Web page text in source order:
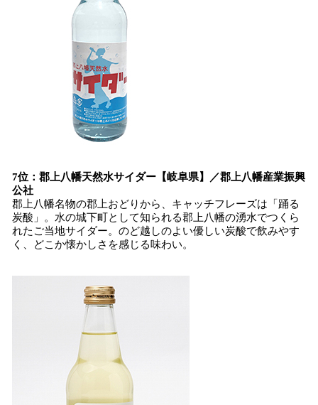
7位：郡上八幡天然水サイダー【岐阜県】／郡上八幡産業振興
公社
郡上八幡名物の郡上おどりから、キャッチフレーズは「踊る
炭酸」。水の城下町として知られる郡上八幡の湧水でつくら
れたご当地サイダー。のど越しのよい優しい炭酸で飲みやす
く、どこか懐かしさを感じる味わい。